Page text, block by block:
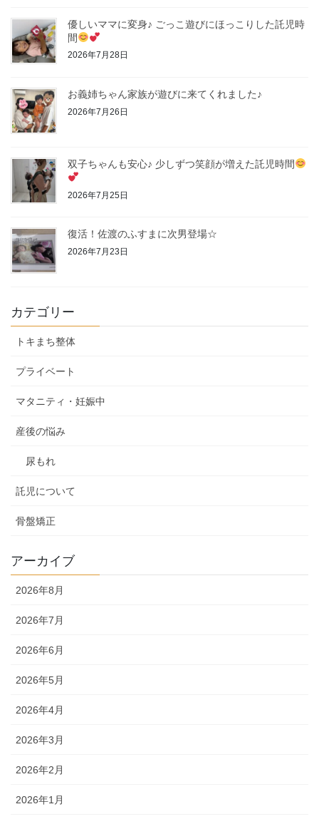
優しいママに変身♪ ごっこ遊びにほっこりした託児時
間
2026年7月28日
お義姉ちゃん家族が遊びに来てくれました♪
2026年7月26日
双子ちゃんも安心♪ 少しずつ笑顔が増えた託児時間
2026年7月25日
復活！佐渡のふすまに次男登場☆
2026年7月23日
カテゴリー
トキまち整体
プライベート
マタニティ・妊娠中
産後の悩み
尿もれ
託児について
骨盤矯正
アーカイブ
2026年8月
2026年7月
2026年6月
2026年5月
2026年4月
2026年3月
2026年2月
2026年1月